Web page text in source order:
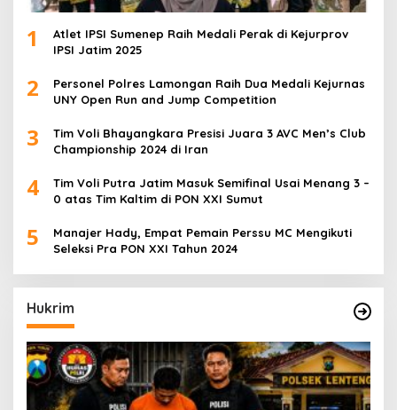
1
Atlet IPSI Sumenep Raih Medali Perak di Kejurprov
IPSI Jatim 2025
2
Personel Polres Lamongan Raih Dua Medali Kejurnas
UNY Open Run and Jump Competition
3
Tim Voli Bhayangkara Presisi Juara 3 AVC Men’s Club
Championship 2024 di Iran
4
Tim Voli Putra Jatim Masuk Semifinal Usai Menang 3 –
0 atas Tim Kaltim di PON XXI Sumut
5
Manajer Hady, Empat Pemain Perssu MC Mengikuti
Seleksi Pra PON XXI Tahun 2024
Hukrim